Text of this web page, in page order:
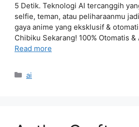
5 Detik. Teknologi AI tercanggih
selfie, teman, atau peliharaanmu
gaya anime yang eksklusif &
Chibiku Sekarang! 100% Otomatis &
Read more
Categories
ai